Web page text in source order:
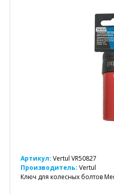
Артикул: Vertul VR50827
Производитель: Vertul
Ключ для колесных болтов